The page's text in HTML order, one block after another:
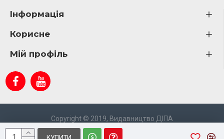
КУПИТИ
Інформація
Корисне
Мій профіль
Copyright © 2019, Видавництво ДІПА